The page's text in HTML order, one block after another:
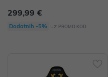
299,99 €
Dodatnih -5% uz PROMO KOD